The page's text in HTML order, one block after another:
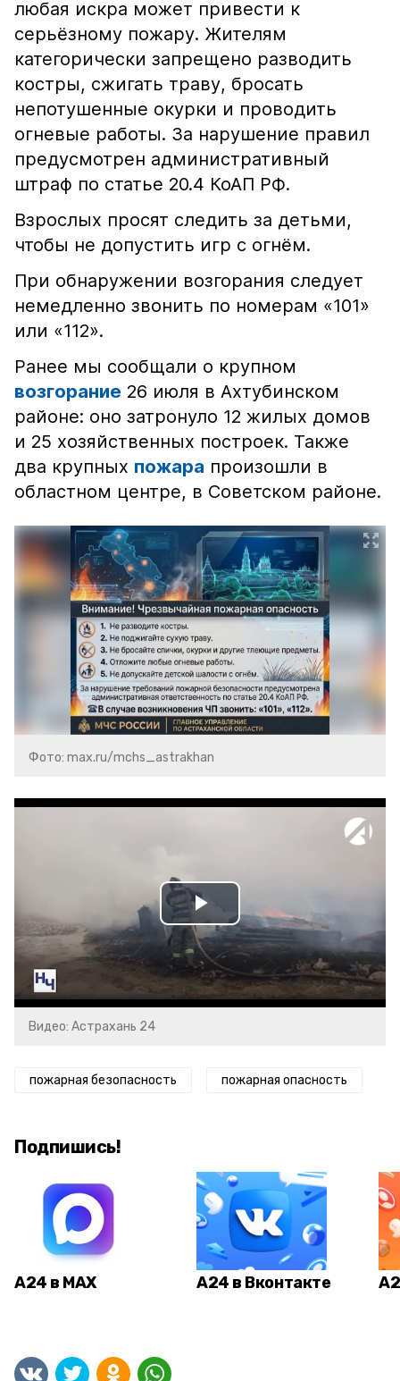
любая искра может привести к
серьёзному пожару. Жителям
категорически запрещено разводить
костры, сжигать траву, бросать
непотушенные окурки и проводить
огневые работы. За нарушение правил
предусмотрен административный
штраф по статье 20.4 КоАП РФ.
Взрослых просят следить за детьми,
чтобы не допустить игр с огнём.
При обнаружении возгорания следует
немедленно звонить по номерам «101»
или «112».
Ранее мы сообщали о крупном
возгорание 26 июля в Ахтубинском
районе: оно затронуло 12 жилых домов
и 25 хозяйственных построек. Также
два крупных пожара произошли в
областном центре, в Советском районе.
Фото: max.ru/mchs_astrakhan
Play
Video
Видео: Астрахань 24
пожарная безопасность пожарная опасность
Подпишись!
А24 в MAX А24 в Вконтакте